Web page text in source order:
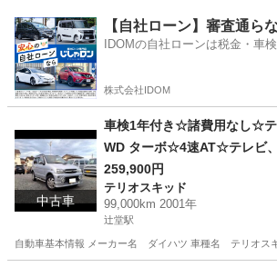
神奈川 藤沢市 辻堂駅 R2
【自社ローン】審査通ら
IDOMの自社ローンは税金・車
株式会社IDOM
中古車
車検1年付き☆諸費用なし☆
WD ターボ☆4速AT☆テレビ
ラレコ☆サイドステップ、オ
259,900円
テリオスキッド
99,000km 2001年
辻堂駅
自動車基本情報 メーカー名 ダイハツ 車種名 テリオ